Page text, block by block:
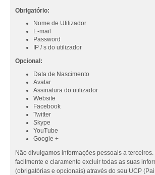
Obrigatório:
Nome de Utilizador
E-mail
Password
IP / s do utilizador
Opcional:
Data de Nascimento
Avatar
Assinatura do utilizador
Website
Facebook
Twitter
Skype
YouTube
Google +
Não divulgamos informações pessoais a
facilmente e claramente excluir todas as suas
(obrigatórias e opcionais) através do seu UCP